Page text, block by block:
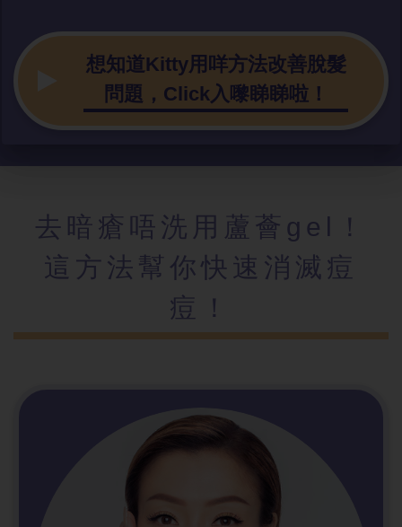
想知道Kitty用咩方法改善脫髮
問題，Click入嚟睇睇啦！
去暗瘡唔洗用蘆薈gel！
這方法幫你快速消滅痘
痘！